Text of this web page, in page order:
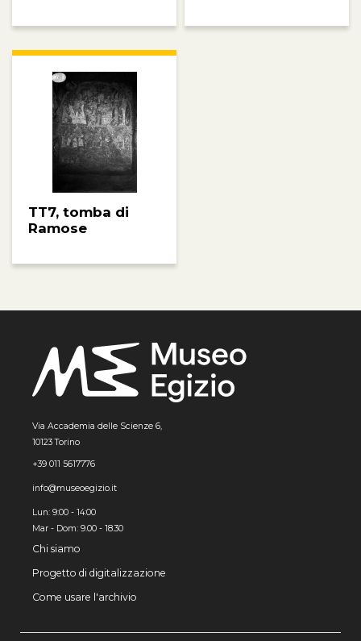
TT7, tomba di
Ramose
Via Accademia delle Scienze 6,
10123 Torino
+39 011 5617776
info@museoegizio.it
Lun: 9:00 - 14:00
Mar - Dom: 9.00 - 18.30
Chi siamo
Progetto di digitalizzazione
Come usare l'archivio